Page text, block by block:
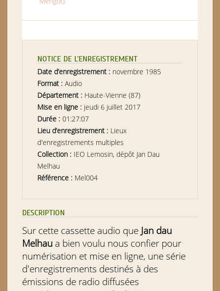
NOTICE DE L’ENREGISTREMENT
Date d’enregistrement : novembre 1985
Format : Audio
Département : Haute-Vienne (87)
Mise en ligne : jeudi 6 juillet 2017
Durée : 01:27:07
Lieu d’enregistrement : Lieux
d'enregistrements multiples
Collection : IEO Lemosin, dépôt Jan Dau
Melhau
Référence : Mel004
DESCRIPTION
Sur cette cassette audio que Jan dau
Melhau a bien voulu nous confier pour
numérisation et mise en ligne, une série
d'enregistrements destinés à des
émissions de radio diffusées